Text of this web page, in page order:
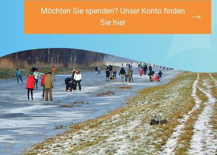
Möchten Sie spenden? Unser Konto finden
Sie hier